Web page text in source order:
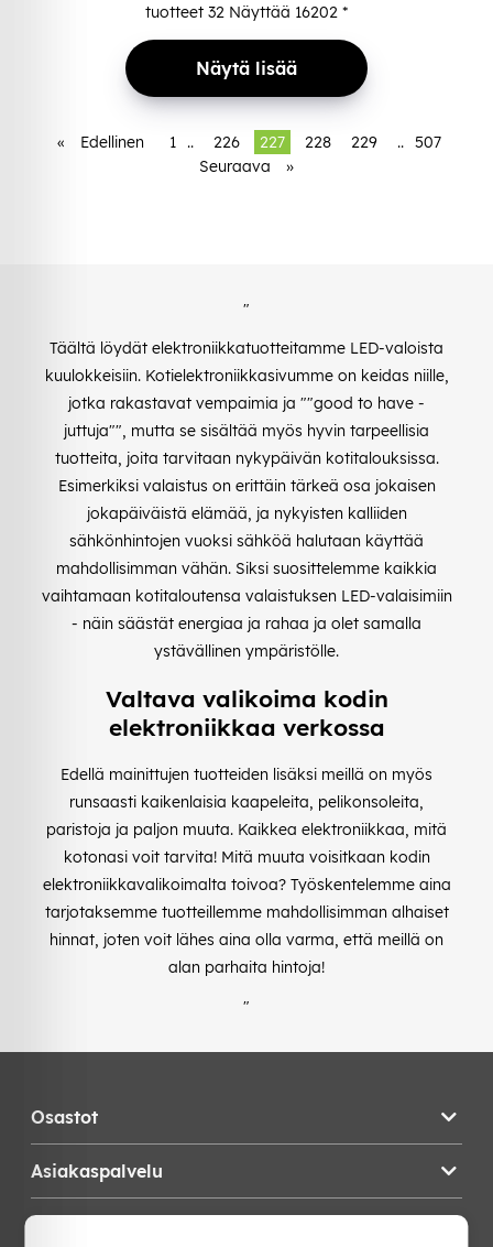
tuotteet 32 Näyttää 16202 *
Näytä lisää
« Edellinen 1 .. 226 227 228 229 .. 507
Seuraava
»
"
Täältä löydät elektroniikkatuotteitamme LED-valoista
kuulokkeisiin. Kotielektroniikkasivumme on keidas niille,
jotka rakastavat vempaimia ja ""good to have -
juttuja"", mutta se sisältää myös hyvin tarpeellisia
tuotteita, joita tarvitaan nykypäivän kotitalouksissa.
Esimerkiksi valaistus on erittäin tärkeä osa jokaisen
jokapäiväistä elämää, ja nykyisten kalliiden
sähkönhintojen vuoksi sähköä halutaan käyttää
mahdollisimman vähän. Siksi suosittelemme kaikkia
vaihtamaan kotitaloutensa valaistuksen LED-valaisimiin
- näin säästät energiaa ja rahaa ja olet samalla
ystävällinen ympäristölle.
Valtava valikoima kodin
elektroniikkaa verkossa
Edellä mainittujen tuotteiden lisäksi meillä on myös
runsaasti kaikenlaisia kaapeleita, pelikonsoleita,
paristoja ja paljon muuta. Kaikkea elektroniikkaa, mitä
kotonasi voit tarvita! Mitä muuta voisitkaan kodin
elektroniikkavalikoimalta toivoa? Työskentelemme aina
tarjotaksemme tuotteillemme mahdollisimman alhaiset
hinnat, joten voit lähes aina olla varma, että meillä on
alan parhaita hintoja!
"
Osastot
Asiakaspalvelu